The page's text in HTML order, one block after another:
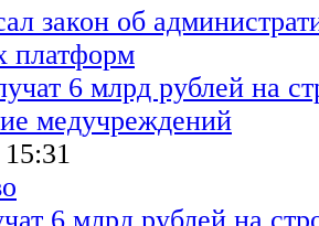
закон об
платформ